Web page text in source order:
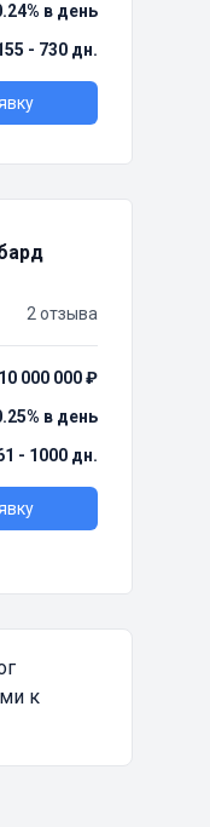
в день
- 730 дн.
2 отзыва
000 000 ₽
в день
- 1000 дн.
к